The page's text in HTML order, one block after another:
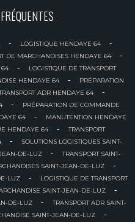
- LOGISTIQUE HENDAYE 64 -
DE MARCHANDISES HENDAYE 64 -
64 -
LOGISTIQUE DE TRANSPORT
HENDAYE 64 -
PRÉPARATION
ADR HENDAYE 64 -
-
PRÉPARATION DE COMMANDE
64 -
MANUTENTION HENDAYE
HENDAYE 64 -
TRANSPORT
-
SOLUTIONS LOGISTIQUES SAINT-
DE-LUZ -
TRANSPORT SAINT-
SAINT-JEAN-DE-LUZ -
LUZ -
LOGISTIQUE DE TRANSPORT
SAINT-JEAN-DE-LUZ -
DE-LUZ -
TRANSPORT ADR SAINT-
SAINT-JEAN-DE-LUZ -